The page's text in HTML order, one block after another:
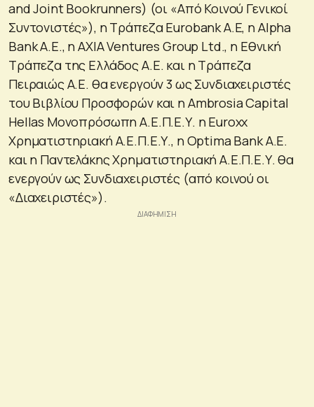
and Joint Bookrunners) (οι «Από Κοινού Γενικοί
Συντονιστές»), η Τράπεζα Eurobank Α.Ε, η Alpha
Bank Α.Ε., η AXIA Ventures Group Ltd., η Εθνική
Τράπεζα της Ελλάδος Α.Ε. και η Τράπεζα
Πειραιώς Α.Ε. θα ενεργούν 3 ως Συνδιαχειριστές
του Βιβλίου Προσφορών και η Ambrosia Capital
Hellas Μονοπρόσωπη Α.Ε.Π.Ε.Υ. η Euroxx
Χρηματιστηριακή Α.Ε.Π.Ε.Υ., η Optima Bank Α.Ε.
και η Παντελάκης Χρηματιστηριακή Α.Ε.Π.Ε.Υ. θα
ενεργούν ως Συνδιαχειριστές (από κοινού οι
«Διαχειριστές»).